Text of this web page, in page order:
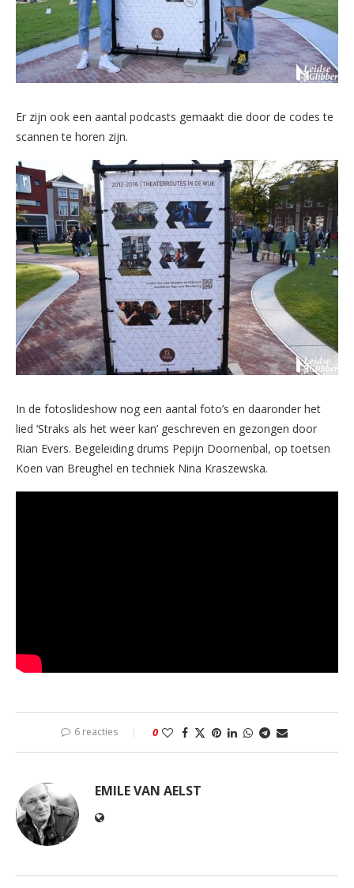
Er zijn ook een aantal podcasts gemaakt die door de codes te
scannen te horen zijn.
In de fotoslideshow nog een aantal foto’s en daaronder het
lied ‘Straks als het weer kan’ geschreven en gezongen door
Rian Evers. Begeleiding drums Pepijn Doornenbal, op toetsen
Koen van Breughel en techniek Nina Kraszewska.
6 reacties 0
EMILE VAN AELST